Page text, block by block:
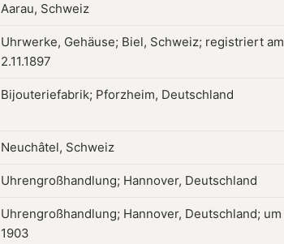
Aarau, Schweiz
Uhrwerke, Gehäuse; Biel, Schweiz; registriert am
2.11.1897
Bijouteriefabrik; Pforzheim, Deutschland
Neuchâtel, Schweiz
Uhrengroßhandlung; Hannover, Deutschland
Uhrengroßhandlung; Hannover, Deutschland; um
1903